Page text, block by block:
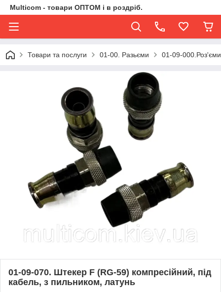
Multicom - товари ОПТОМ і в роздріб.
Товари та послуги 01-00. Разьєми 01-09-000.Роз'єми
01-09-070. Штекер F (RG-59) компресійний, під
кабель, з пильником, латунь